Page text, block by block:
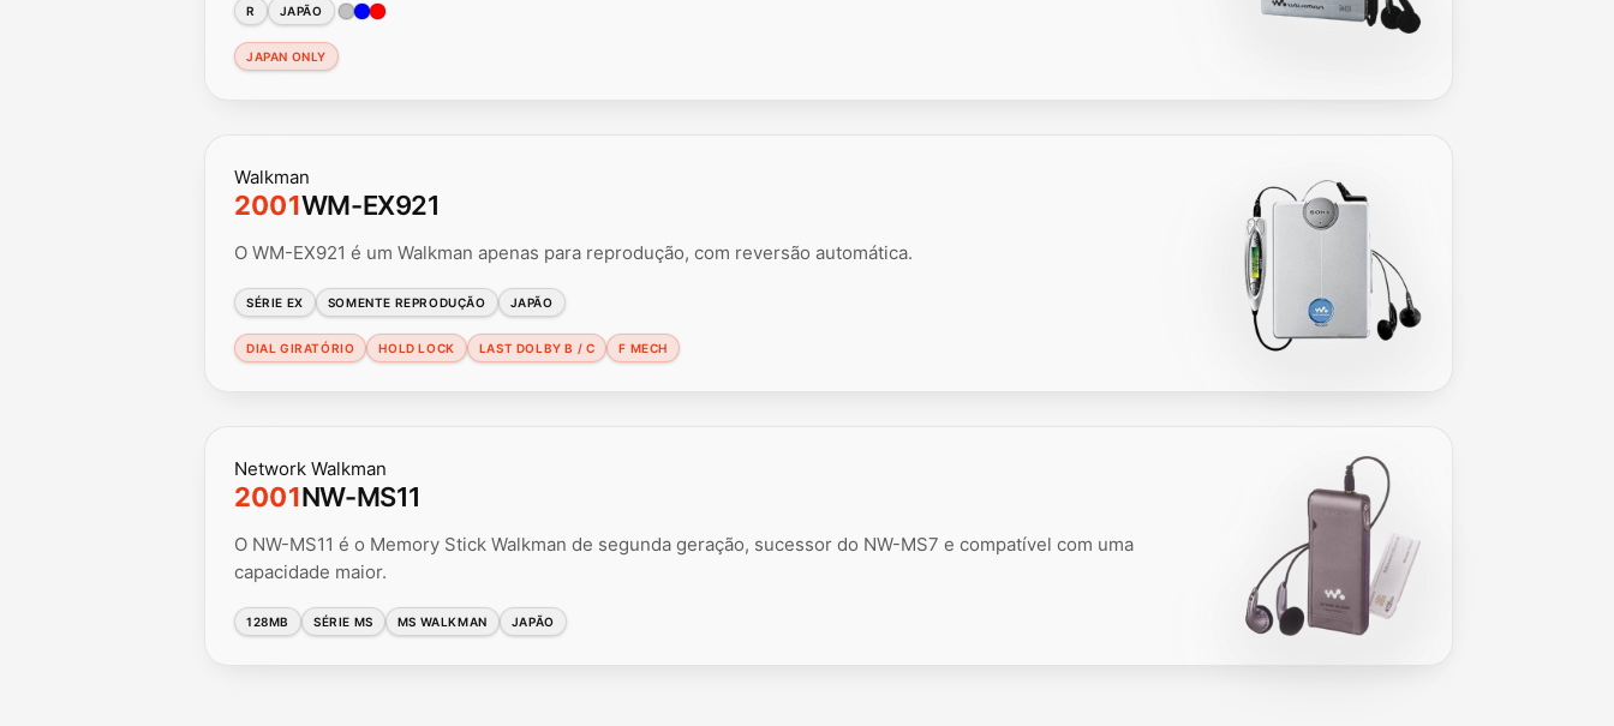
R JAPÃO
JAPAN ONLY
Walkman
2001WM-EX921
O WM-EX921 é um Walkman apenas para reprodução, com reversão automática.
SÉRIE EX SOMENTE REPRODUÇÃO JAPÃO
DIAL GIRATÓRIO HOLD LOCK LAST DOLBY B / C F MECH
Network Walkman
2001NW-MS11
O NW-MS11 é o Memory Stick Walkman de segunda geração, sucessor do NW-MS7 e compatível com uma
capacidade maior.
128MB SÉRIE MS MS WALKMAN JAPÃO